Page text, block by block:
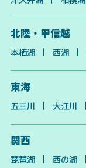
北陸・甲信越
本栖湖 西湖
東海
五三川 大江川
関西
琵琶湖 西の湖